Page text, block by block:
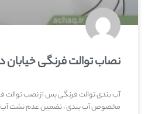
نصاب توالت فرنگی خیابان
آب بندی توالت فرنگی پس از نصب توالت
مخصوص آب بندی ، تضمین عدم نشت آب